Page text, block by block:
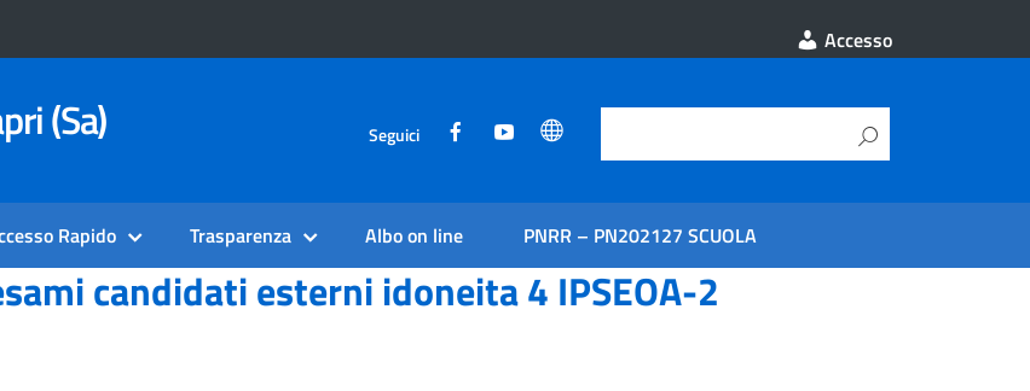
Accesso
(Sa) Seguici
Rapido Trasparenza Albo on line PNRR – PN202127 SCUOLA
candidati esterni idoneita 4 IPSEOA-2